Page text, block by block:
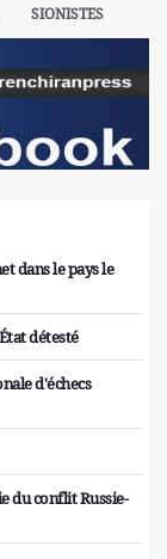
SIONISTES
dans le pays le
détesté
d'échecs
du conflit Russie-